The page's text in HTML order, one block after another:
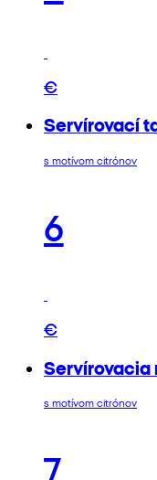
€
Servírovací
s motívom citrónov
6
€
Servírovacia
s motívom citrónov
7